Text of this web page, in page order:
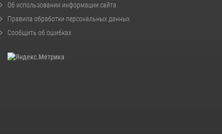
Об использовании информации сайта
Правила обработки персональных данных
Сообщить об ошибках